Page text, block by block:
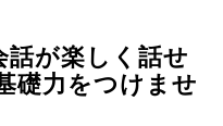
話が楽しく話せ
礎力をつけませ